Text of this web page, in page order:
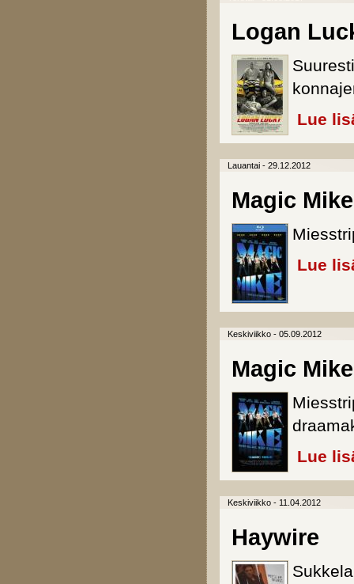
Logan
Lue
Lauantai - 29.12.2012
Magic
Lue
Keskiviikko - 05.09.2012
Magic Mike
Lue
Keskiviikko - 11.04.2012
Haywire